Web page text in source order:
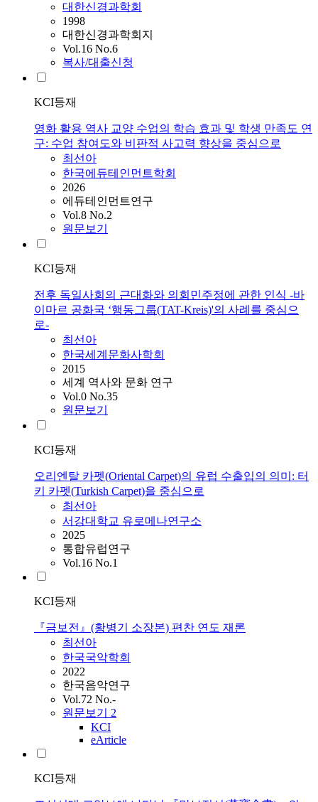
대한신경과학회
1998
대한신경과학회지
Vol.16 No.6
복사/대출신청
KCI등재
영화 활용 역사 교양 수업의 학습 효과 및 학생 만족도 연
구: 수업 참여도와 비판적 사고력 향상을 중심으로
최선아
한국에듀테인먼트학회
2026
에듀테인먼트연구
Vol.8 No.2
원문보기
KCI등재
전후 독일사회의 근대화와 의회민주정에 관한 인식 -바
이마르 공화국 ‘행동그룹(TAT-Kreis)'의 사례를 중심으
로-
최선아
한국세계문화사학회
2015
세계 역사와 문화 연구
Vol.0 No.35
원문보기
KCI등재
오리엔탈 카펫(Oriental Carpet)의 유럽 수출입의 의미: 터
키 카펫(Turkish Carpet)을 중심으로
최선아
서강대학교 유로메나연구소
2025
통합유럽연구
Vol.16 No.1
KCI등재
『금보전』(황병기 소장본) 편찬 연도 재론
최선아
한국국악학회
2022
한국음악연구
Vol.72 No.-
원문보기 2
KCI
eArticle
KCI등재